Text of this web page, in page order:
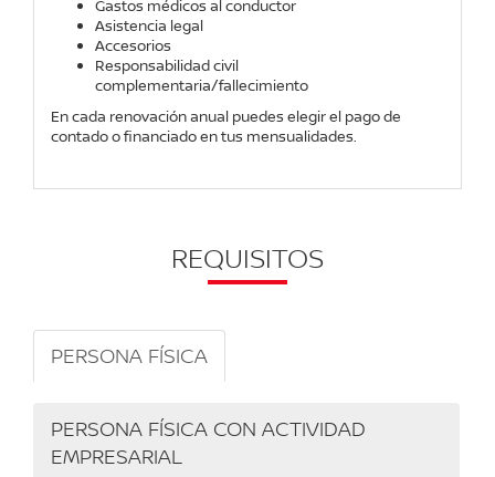
Gastos médicos al conductor
Asistencia legal
Accesorios
Responsabilidad civil
complementaria/fallecimiento
En cada renovación anual puedes elegir el pago de
contado o financiado en tus mensualidades.
REQUISITOS
PERSONA FÍSICA
PERSONA FÍSICA CON ACTIVIDAD
EMPRESARIAL